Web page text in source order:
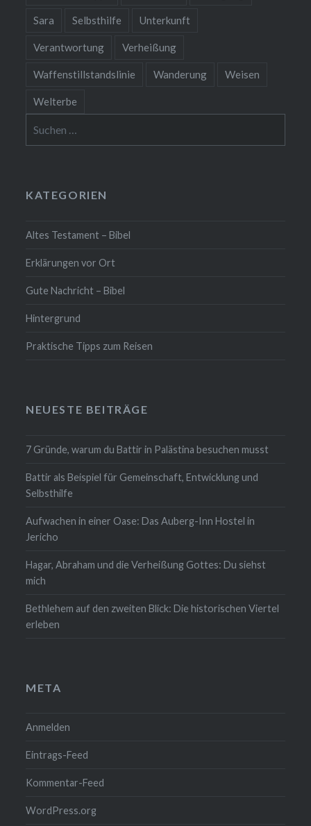
Sara Selbsthilfe Unterkunft
Verantwortung Verheißung
Waffenstillstandslinie Wanderung Weisen
Welterbe
nach:
KATEGORIEN
Altes Testament – Bibel
Erklärungen vor Ort
Gute Nachricht – Bibel
Hintergrund
Praktische Tipps zum Reisen
NEUESTE BEITRÄGE
7 Gründe, warum du Battir in Palästina besuchen musst
Battir als Beispiel für Gemeinschaft, Entwicklung und
Selbsthilfe
Aufwachen in einer Oase: Das Auberg-Inn Hostel in
Jericho
Hagar, Abraham und die Verheißung Gottes: Du siehst
mich
Bethlehem auf den zweiten Blick: Die historischen Viertel
erleben
META
Anmelden
Eintrags-Feed
Kommentar-Feed
WordPress.org